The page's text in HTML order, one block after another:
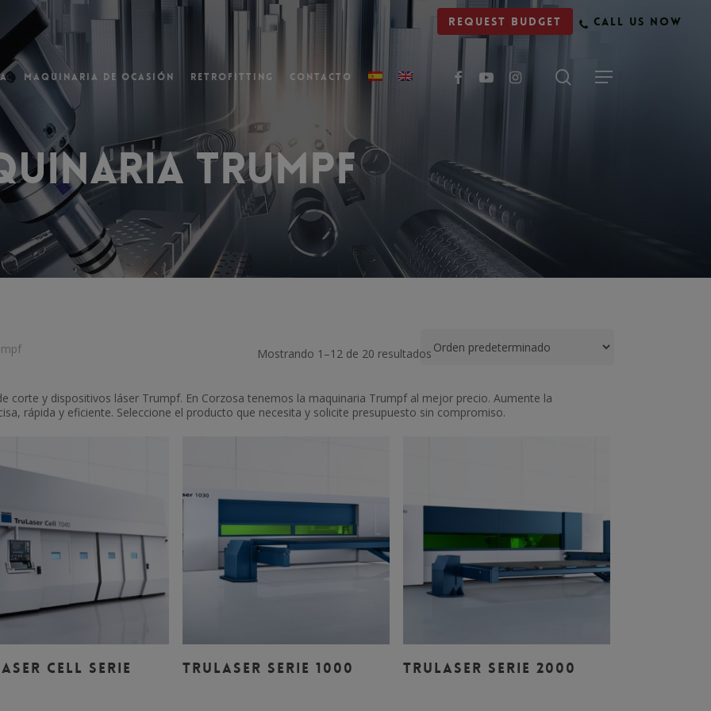
Request budget Call us now
Maquinaria de ocasión Retrofitting Contacto facebookyoutubeinstagram
Trumpf
Mostrando 1–12 de 20 resultados
corte y dispositivos láser Trumpf. En Corzosa tenemos la maquinaria Trumpf al mejor precio. Aumente la
rápida y eficiente. Seleccione el producto que necesita y solicite presupuesto sin compromiso.
Leer Más
CELL SERIE
Leer Más
TRULASER SERIE 1000 Leer Más
TRULASER SERIE 2000